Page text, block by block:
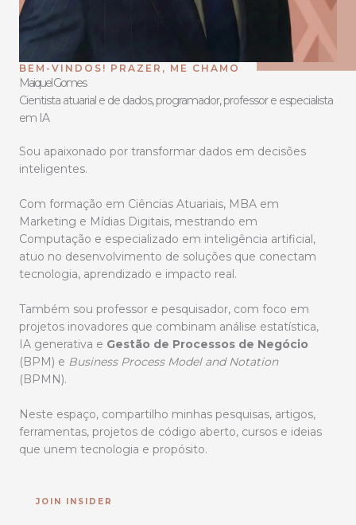
BEM-VINDOS! PRAZER, ME CHAMO
Maiquel Gomes
Cientista atuarial e de dados, programador, professor e especialista
em IA
Sou apaixonado por transformar dados em decisões
inteligentes.
Com formação em Ciências Atuariais, MBA em
Marketing e Mídias Digitais, mestrando em
Computação e especializado em inteligência artificial,
atuo no desenvolvimento de soluções que conectam
tecnologia, aprendizado e impacto real.
Também sou professor e pesquisador, com foco em
projetos inovadores que combinam análise estatística,
IA generativa e Gestão de Processos de Negócio
(BPM) e Business Process Model and Notation
(BPMN).
Neste espaço, compartilho minhas pesquisas, artigos,
ferramentas, projetos de código aberto, cursos e ideias
que unem tecnologia e propósito.
JOIN INSIDER